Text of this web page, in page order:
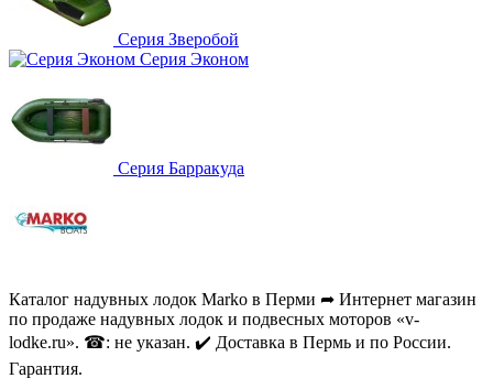
Серия Зверобой
Серия Эконом
Серия Барракуда
Каталог надувных лодок Marko в Перми ➦ Интернет магазин
по продаже надувных лодок и подвесных моторов «v-
lodke.ru». ☎: не указан. ✔️ Доставка в Пермь и по России.
Гарантия.